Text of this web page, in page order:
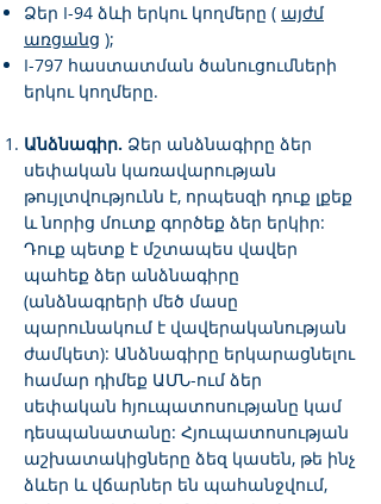
Ձեր I-94 ձևի երկու կողմերը ( այժմ
առցանց );
I-797 հաստատման ծանուցումների
երկու կողմերը.
Անձնագիր. Ձեր անձնագիրը ձեր
սեփական կառավարության
թույլտվությունն է, որպեսզի դուք լքեք
և նորից մուտք գործեք ձեր երկիր:
Դուք պետք է մշտապես վավեր
պահեք ձեր անձնագիրը
(անձնագրերի մեծ մասը
պարունակում է վավերականության
ժամկետ): Անձնագիրը երկարացնելու
համար դիմեք ԱՄՆ-ում ձեր
սեփական հյուպատոսությանը կամ
դեսպանատանը: Հյուպատոսության
աշխատակիցները ձեզ կասեն, թե ինչ
ձևեր և վճարներ են պահանջվում,